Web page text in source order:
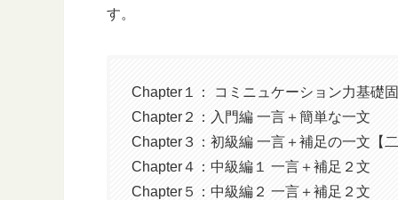
す。
Chapter１： コミニュケーション力基礎
Chapter２：入門編 一言＋簡単な一文
Chapter３：初級編 一言＋補足の一文【二
Chapter４：中級編１ 一言＋補足２文
Chapter５：中級編２ 一言＋補足２文